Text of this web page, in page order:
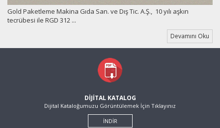
Gold Paketleme Makina Gıda San. ve Dış Tic. A.Ş., 10 yılı aşkın
tecrübesi ile RGD 312 ...
Devamını Oku
DİJİTAL KATALOG
Dijital Kataloğumuzu Görüntülemek İçin Tıklayınız
İNDİR